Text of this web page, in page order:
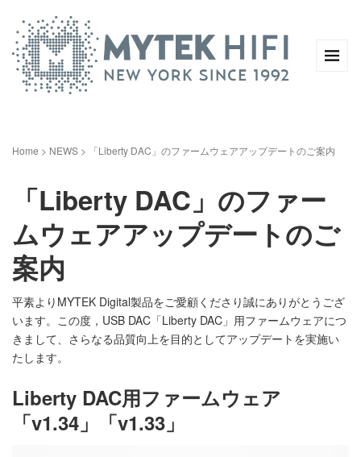
Home > NEWS > 「Liberty DAC」のファームウェアアップデートのご案内
「Liberty DAC」のファー
ムウェアアップデートのご
案内
平素よりMYTEK Digital製品をご愛顧くださり誠にありがとうござ
います。この度，USB DAC「Liberty DAC」用ファームウェアにつ
きまして、さらなる品質向上を目的としてアップデートを実施い
たします。
Liberty DAC用ファームウェア
「v1.34」「v1.33」